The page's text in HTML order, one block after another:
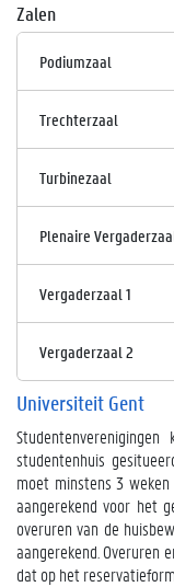
Zalen
Podiumzaal
Trechterzaal
Turbinezaal
Plenaire
Vergaderzaal 1
Vergaderzaal 2
Universiteit Gent
studentenhuis
moet minstens 3
aangerekend voor het
overuren van de
aangerekend. Overuren
dat op het